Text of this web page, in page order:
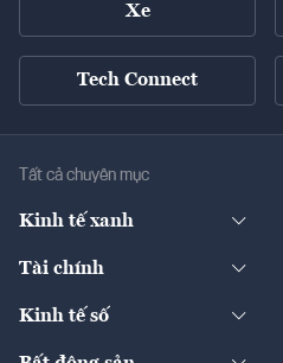
Xe
Tech Connect
Tất cả chuyên mục
Kinh tế xanh
Tài chính
Ngân hàng
Kinh tế số
Sản phẩm - Thị trường